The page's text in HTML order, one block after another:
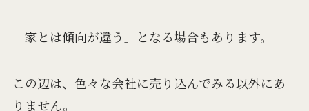
「家とは傾向が違う」となる場合もあります。
この辺は、色々な会社に売り込んでみる以外にあ
りません。